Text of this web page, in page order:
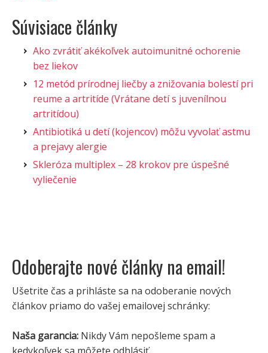
Súvisiace články
Ako zvrátiť akékoľvek autoimunitné ochorenie
bez liekov
12 metód prírodnej liečby a znižovania bolestí pri
reume a artritíde (Vrátane detí s juvenílnou
artritídou)
Antibiotiká u detí (kojencov) môžu vyvolať astmu
a prejavy alergie
Skleróza multiplex – 28 krokov pre úspešné
vyliečenie
Odoberajte nové články na email!
Ušetrite čas a prihláste sa na odoberanie nových
článkov priamo do vašej emailovej schránky:
Naša garancia: Nikdy Vám nepošleme spam a
kedykoľvek sa môžete odhlásiť.